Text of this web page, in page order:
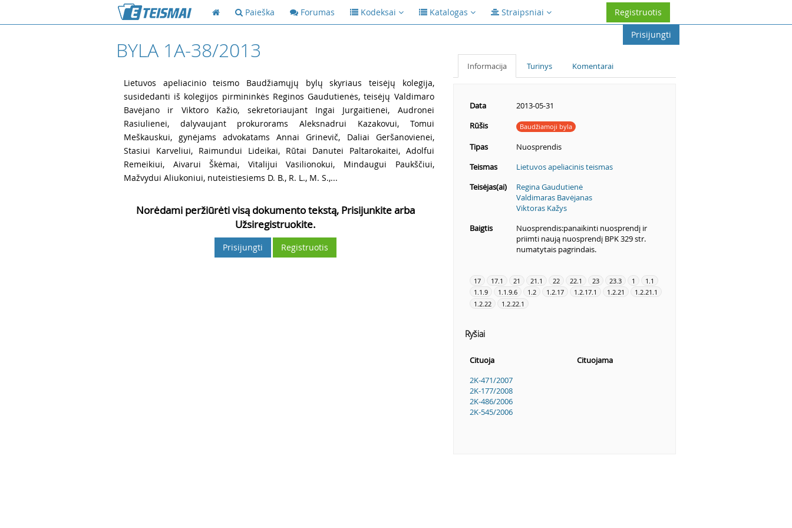
Paieška Forumas Kodeksai Katalogas Straipsniai
Registruotis
Prisijungti
BYLA 1A-38/2013
Lietuvos apeliacinio teismo Baudžiamųjų bylų skyriaus teisėjų kolegija,
susidedanti iš kolegijos pirmininkės Reginos Gaudutienės, teisėjų Valdimaro
Bavėjano ir Viktoro Kažio, sekretoriaujant Ingai Jurgaitienei, Audronei
Rasiulienei, dalyvaujant prokurorams Aleksnadrui Kazakovui, Tomui
Meškauskui, gynėjams advokatams Annai Grinevič, Daliai Geršanovienei,
Stasiui Karveliui, Raimundui Lideikai, Rūtai Danutei Paltarokaitei, Adolfui
Remeikiui, Aivarui Škėmai, Vitalijui Vasilionokui, Mindaugui Paukščiui,
Mažvydui Aliukoniui, nuteistiesiems D. B., R. L., M. S.,...
Norėdami peržiūrėti visą dokumento tekstą, Prisijunkite arba
Užsiregistruokite.
Prisijungti Registruotis
Informacija Turinys Komentarai
Data
2013-05-31
Rūšis
Baudžiamoji byla
Tipas
Nuosprendis
Teismas
Lietuvos apeliacinis teismas
Teisėjas(ai)
Regina Gaudutienė
Valdimaras Bavėjanas
Viktoras Kažys
Baigtis
Nuosprendis:panaikinti nuosprendį ir
priimti naują nuosprendį BPK 329 str.
numatytais pagrindais.
17 17.1 21 21.1 22 22.1 23 23.3 1
1.1
1.1.9
1.1.9.6 1.2 1.2.17 1.2.17.1 1.2.21
1.2.21.1
1.2.22
1.2.22.1
Ryšiai
Cituoja
Cituojama
2K-471/2007
2K-177/2008
2K-486/2006
2K-545/2006